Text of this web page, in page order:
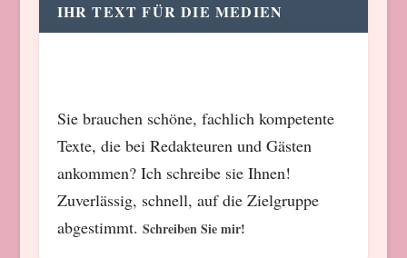
IHR TEXT FÜR DIE MEDIEN
Sie brauchen schöne, fachlich kompetente
Texte, die bei Redakteuren und Gästen
ankommen? Ich schreibe sie Ihnen!
Zuverlässig, schnell, auf die Zielgruppe
abgestimmt. Schreiben Sie mir!